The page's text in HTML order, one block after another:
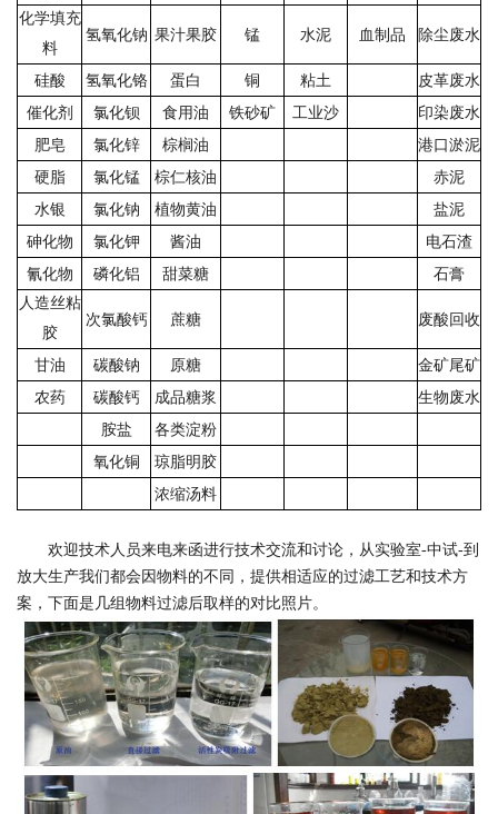
化学填充
料
氢氧化钠 果汁果胶 锰 水泥 血制品 除尘废水
硅酸 氢氧化铬 蛋白 铜 粘土
皮革废水
催化剂
氯化钡 食用油 铁砂矿 工业沙
印染废水
肥皂
氯化锌 棕榈油
港口淤泥
硬脂
氯化锰 棕仁核油
赤泥
水银
氯化钠 植物黄油
盐泥
砷化物
氯化钾 酱油
电石渣
氰化物
磷化铝 甜菜糖
石膏
人造丝粘
胶
次氯酸钙 蔗糖 废酸回收
甘油 碳酸钠 原糖
金矿尾矿
农药
碳酸钙 成品糖浆
生物废水
胺盐
各类淀粉
氧化铜
琼脂明胶
浓缩汤料
欢迎技术人员来电来函进行技术交流和讨论，从实验室-中试-到
放大生产我们都会因物料的不同，提供相适应的过滤工艺和技术方
案，下面是几组物料过滤后取样的对比照片。